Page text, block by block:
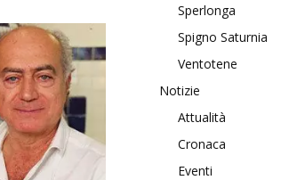
Sperlonga
Spigno Saturnia
Ventotene
Notizie
Attualità
Cronaca
Eventi